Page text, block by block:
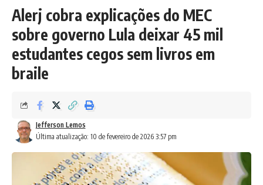
Alerj cobra explicações do MEC
sobre governo Lula deixar 45 mil
estudantes cegos sem livros em
braile
Última atualização: 10 de fevereiro de 2026 3:57 pm
Jefferson Lemos